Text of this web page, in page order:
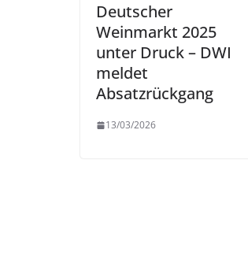
Deutscher
Weinmarkt 2025
unter Druck – DWI
meldet
Absatzrückgang
13/03/2026